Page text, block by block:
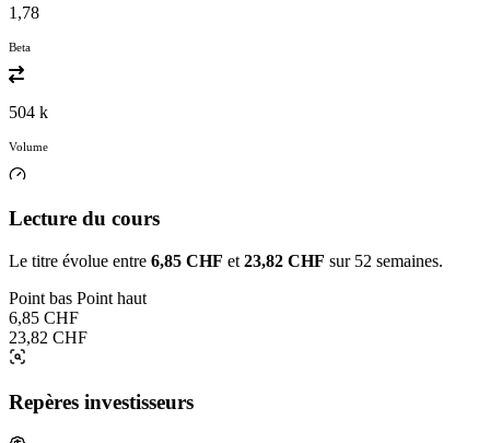
1,78
Beta
504 k
Volume
Lecture du cours
Le titre évolue entre 6,85 CHF et 23,82 CHF sur 52 semaines.
Point bas Point haut
6,85 CHF
23,82 CHF
Repères investisseurs